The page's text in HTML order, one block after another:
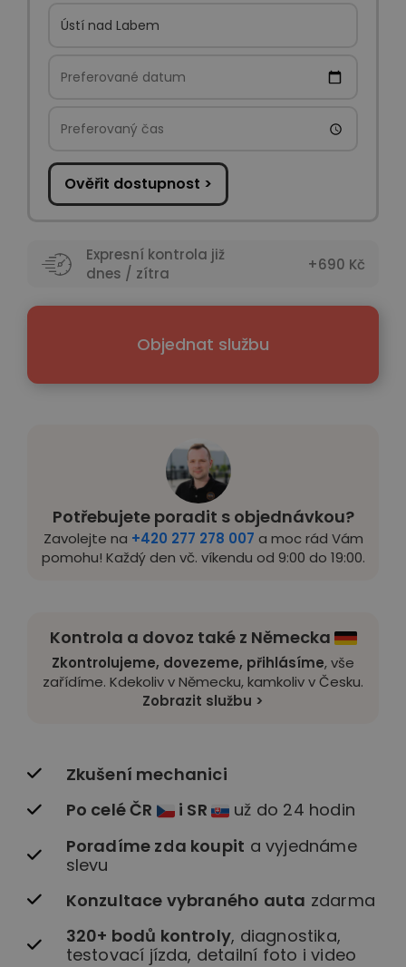
Potřebujete poradit s objednávkou?
Zavolejte na +420 277 278 007 a moc rád Vám
pomohu! Každý den vč. víkendu od 9:00 do 19:00.
Kontrola a dovoz také z Německa
Zkontrolujeme, dovezeme, přihlásíme, vše
zařídíme. Kdekoliv v Německu, kamkoliv v Česku.
Zobrazit službu >
Zkušení mechanici
Po celé ČR
i SR
už do 24 hodin
Poradíme zda koupit a vyjednáme
slevu
Konzultace vybraného auta zdarma
320+ bodů kontroly, diagnostika,
testovací jízda, detailní foto i video
Ověřit dostupnost >
Expresní kontrola již
dnes / zítra
+690 Kč
Objednat službu